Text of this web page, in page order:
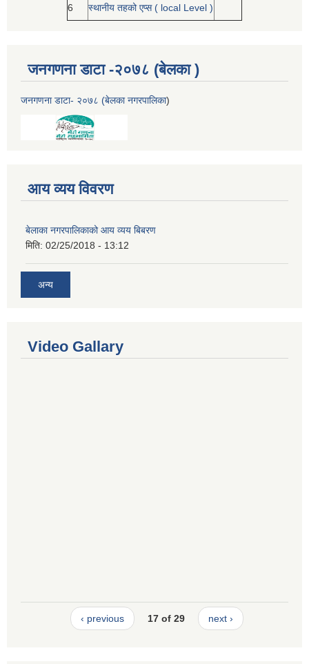
6 स्थानीय तहको एप्स ( local Level )
जनगणना डाटा -२०७८ (बेलका )
जनगणना डाटा- २०७८ (बेलका नगरपालिका)
आय व्यय विवरण
बेलाका नगरपालिकाको आय व्यय बिबरण
मिति: 02/25/2018 - 13:12
अन्य
Video Gallary
‹ previous 17 of 29 next ›